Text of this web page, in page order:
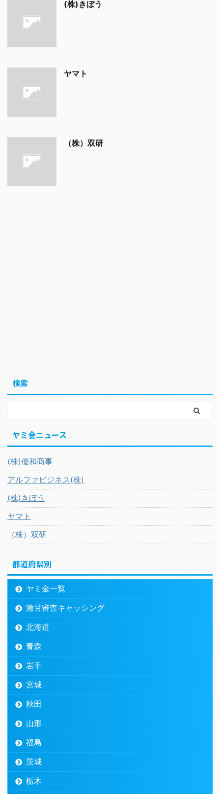
(株)きぼう
ヤマト
（株）双研
検索
ヤミ金ニュース
(株)優和商事
アルファビジネス(株)
(株)きぼう
ヤマト
（株）双研
都道府県別
ヤミ金一覧
激甘審査キャッシング
北海道
青森
岩手
宮城
秋田
山形
福島
茨城
栃木